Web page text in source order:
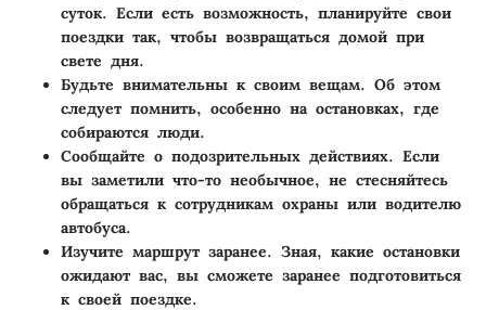
суток. Если есть возможность, планируйте свои
поездки так, чтобы возвращаться домой при
свете дня.
Будьте внимательны к своим вещам. Об этом
следует помнить, особенно на остановках, где
собираются люди.
Сообщайте о подозрительных действиях. Если
вы заметили что-то необычное, не стесняйтесь
обращаться к сотрудникам охраны или водителю
автобуса.
Изучите маршрут заранее. Зная, какие остановки
ожидают вас, вы сможете заранее подготовиться
к своей поездке.